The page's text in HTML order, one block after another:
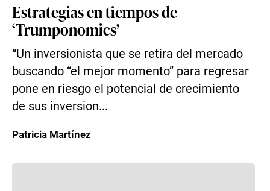
Estrategias en tiempos de
‘Trumponomics’
“Un inversionista que se retira del mercado
buscando “el mejor momento” para regresar
pone en riesgo el potencial de crecimiento
de sus inversion...
Patricia Martínez